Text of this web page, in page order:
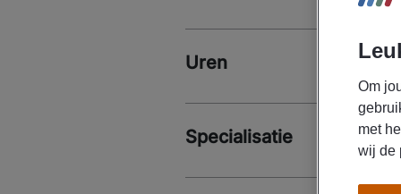
Uren
Specialisatie
Om
met
wij de